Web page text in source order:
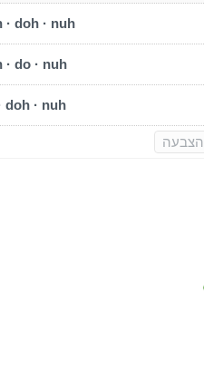
· doh · nuh
· do · nuh
doh · nuh
הצבעה